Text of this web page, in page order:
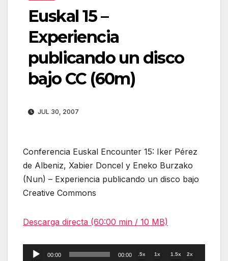
Euskal 15 –
Experiencia
publicando un disco
bajo CC (60m)
JUL 30, 2007
Conferencia Euskal Encounter 15: Iker Pérez
de Albeniz, Xabier Doncel y Eneko Burzako
(Nun) – Experiencia publicando un disco bajo
Creative Commons
Descarga directa (60:00 min / 10 MB)
Reproductor
00:00 00:00 .5x 1x 1.5x 2x